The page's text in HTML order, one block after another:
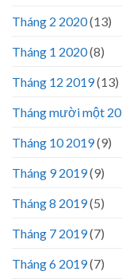
Tháng 2 2020(13)
Tháng 1 2020(8)
Tháng 12 2019(13)
Tháng mười một
Tháng 10 2019(9)
Tháng 9 2019(9)
Tháng 8 2019(5)
Tháng 7 2019(7)
Tháng 6 2019(7)